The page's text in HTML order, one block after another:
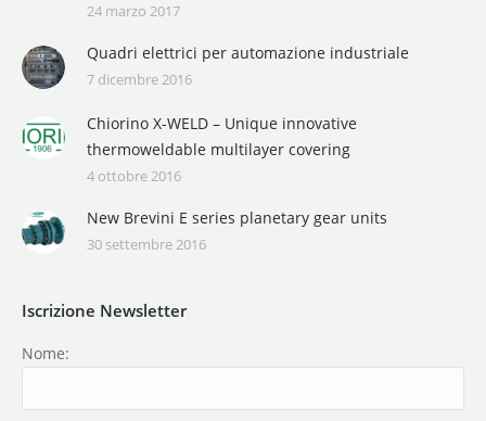
24 marzo 2017
Quadri elettrici per automazione industriale
7 dicembre 2016
Chiorino X-WELD – Unique innovative
thermoweldable multilayer covering
4 ottobre 2016
New Brevini E series planetary gear units
30 settembre 2016
Iscrizione Newsletter
Nome: